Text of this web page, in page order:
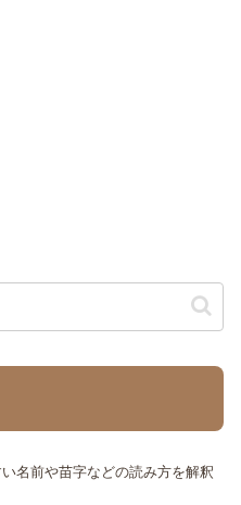
名前や苗字などの読み方を解釈